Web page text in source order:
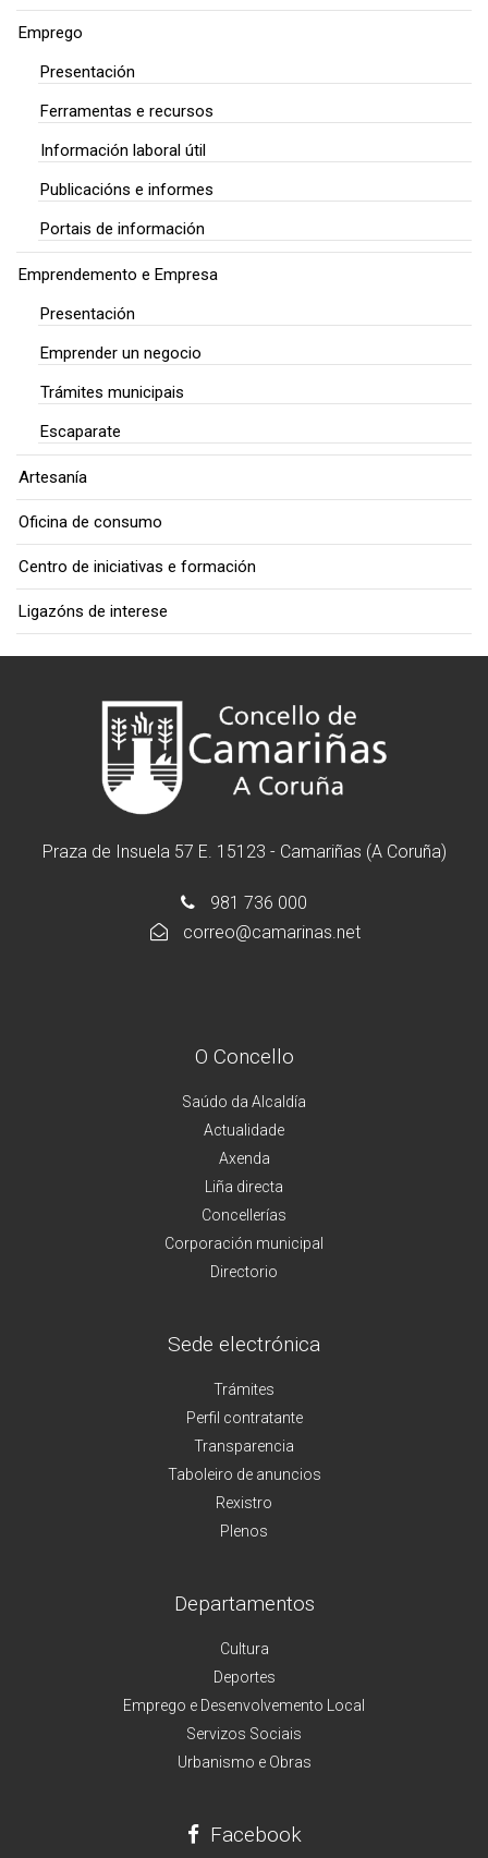
Emprego
Presentación
Ferramentas e recursos
Información laboral útil
Publicacións e informes
Portais de información
Emprendemento e Empresa
Presentación
Emprender un negocio
Trámites municipais
Escaparate
Artesanía
Oficina de consumo
Centro de iniciativas e formación
Ligazóns de interese
Praza de Insuela 57 E. 15123 - Camariñas (A Coruña)
981 736 000
correo@camarinas.net
O Concello
Saúdo da Alcaldía
Actualidade
Axenda
Liña directa
Concellerías
Corporación municipal
Directorio
Sede electrónica
Trámites
Perfil contratante
Transparencia
Taboleiro de anuncios
Rexistro
Plenos
Departamentos
Cultura
Deportes
Emprego e Desenvolvemento Local
Servizos Sociais
Urbanismo e Obras
Facebook